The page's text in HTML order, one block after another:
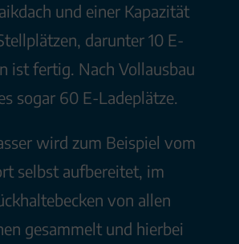
und einer Kapazität
darunter 10 E-
ist fertig. Nach Vollausbau
sogar 60 E-Ladeplätze.
wird zum Beispiel vom
selbst aufbereitet, im
von allen
gesammelt und hierbei